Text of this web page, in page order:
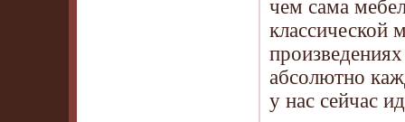
чем сама
классической
абсолютно
у нас сейчас